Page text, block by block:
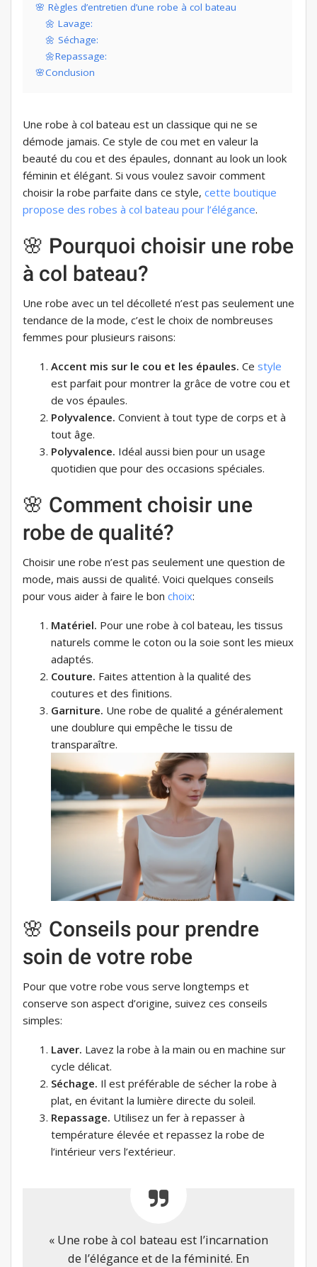
🌸 Règles d’entretien d’une robe à col bateau
🌼 Lavage:
🌼 Séchage:
🌼Repassage:
🌸Conclusion
Une robe à col bateau est un classique qui ne se
démode jamais. Ce style de cou met en valeur la
beauté du cou et des épaules, donnant au look un look
féminin et élégant. Si vous voulez savoir comment
choisir la robe parfaite dans ce style, cette boutique
propose des robes à col bateau pour l’élégance.
🌸 Pourquoi choisir une robe
à col bateau?
Une robe avec un tel décolleté n’est pas seulement une
tendance de la mode, c’est le choix de nombreuses
femmes pour plusieurs raisons:
Accent mis sur le cou et les épaules. Ce style
est parfait pour montrer la grâce de votre cou et
de vos épaules.
Polyvalence. Convient à tout type de corps et à
tout âge.
Polyvalence. Idéal aussi bien pour un usage
quotidien que pour des occasions spéciales.
🌸 Comment choisir une
robe de qualité?
Choisir une robe n’est pas seulement une question de
mode, mais aussi de qualité. Voici quelques conseils
pour vous aider à faire le bon choix:
Matériel. Pour une robe à col bateau, les tissus
naturels comme le coton ou la soie sont les mieux
adaptés.
Couture. Faites attention à la qualité des
coutures et des finitions.
Garniture. Une robe de qualité a généralement
une doublure qui empêche le tissu de
transparaître.
🌸 Conseils pour prendre
soin de votre robe
Pour que votre robe vous serve longtemps et
conserve son aspect d’origine, suivez ces conseils
simples:
Laver. Lavez la robe à la main ou en machine sur
cycle délicat.
Séchage. Il est préférable de sécher la robe à
plat, en évitant la lumière directe du soleil.
Repassage. Utilisez un fer à repasser à
température élevée et repassez la robe de
l’intérieur vers l’extérieur.
« Une robe à col bateau est l’incarnation
de l’élégance et de la féminité. En